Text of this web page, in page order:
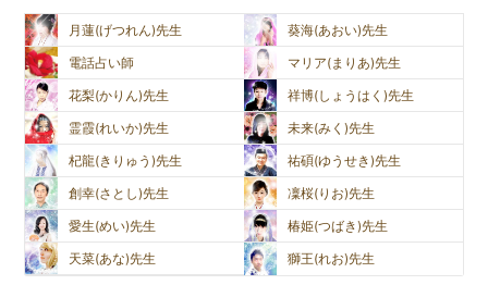
月蓮(げつれん)先生
葵海(あおい)先生
電話占い師
マリア(まりあ)先生
花梨(かりん)先生
祥博(しょうはく)先生
霊霞(れいか)先生
未来(みく)先生
杞龍(きりゅう)先生
祐碩(ゆうせき)先生
創幸(さとし)先生
凜桜(りお)先生
愛生(めい)先生
椿姫(つばき)先生
天菜(あな)先生
獅王(れお)先生